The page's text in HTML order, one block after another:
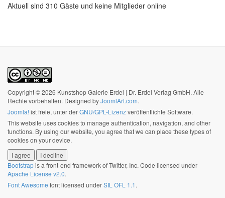
Aktuell sind 310 Gäste und keine Mitglieder online
Copyright © 2026 Kunstshop Galerie Erdel | Dr. Erdel Verlag GmbH. Alle
Rechte vorbehalten. Designed byJoomlArt.com.
Joomla!ist freie, unter derGNU/GPL-Lizenzveröffentlichte Software.
This website uses cookies to manage authentication, navigation, and other
functions. By using our website, you agree that we can place these types of
cookies on your device.
I agree
I decline
Bootstrapis a front-end framework of Twitter, Inc. Code licensed under
Apache License v2.0.
Font Awesome font licensed underSIL OFL 1.1.